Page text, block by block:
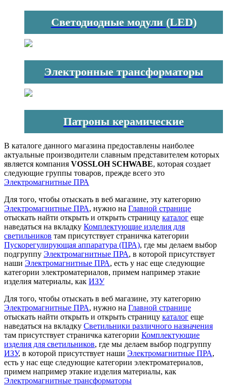
Светодиодные модули (LED)
Электронные трансформаторы
Патроны керамические
В каталоге данного магазина предоставлены наиболее
актуальные производители славным представителем которых
является компания VOSSLOH SCHWABE, которая создает
следующие группы товаров, прежде всего это
Электромагнитные ПРА
Для того, чтобы отыскать в веб магазине, эту категорию
Электромагнитные ПРА, нужно на Главной странице
отыскать найти открыть и открыть страницу каталог еще
наведаться на вкладку Комплектующие изделия для
светильников там присутствует страничка категории
Пускорегулирующая аппаратура (ПРА), где мы делаем выбор
подгруппу Электромагнитные ПРА, в которой присутствует
наши Электромагнитные ПРА, есть у нас еще следующие
категории электроматериалов, примем например этакие
изделия материалы, как ИЗУ
Для того, чтобы отыскать в веб магазине, эту категорию
Электромагнитные ПРА, нужно на Главной странице
отыскать найти открыть и открыть страницу каталог еще
наведаться на вкладку Светильники различного назначения
там присутствует страничка категории Комплектующие
изделия для светильников, где мы делаем выбор подгруппу
ИЗУ, в которой присутствует наши Электромагнитные ПРА,
есть у нас еще следующие категории электроматериалов,
примем например этакие изделия материалы, как
Электромагнитные трансформаторы